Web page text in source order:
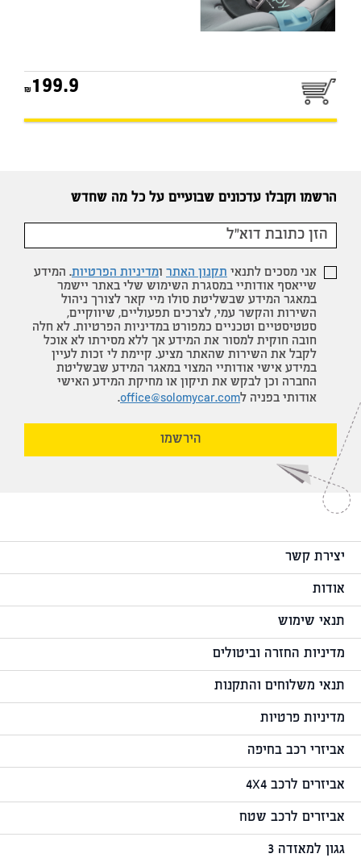
199.9
הרשמו וקבלו עדכונים שבועיים על כל מה שחדש
אני מסכים לתנאי תקנון האתר ומדיניות הפרטיות. המידע
שייאסף אודותיי במסגרת השימוש שלי באתר יישמר
במאגר המידע שבשליטת סולו מיי קאר לצורך ניהול
השירות והקשר עמי, לצרכים תפעוליים, שיווקיים,
סטטיסטיים וטכניים כמפורט במדיניות הפרטיות. לא חלה
חובה חוקית למסור את המידע אך ללא מסירתו לא אוכל
לקבל את השירות שהאתר מציע. קיימת לי זכות לעיין
במידע אישי אודותיי המצוי במאגר המידע שבשליטת
החברה וכן לבקש את תיקון או מחיקת המידע האישי
אודותי בפניה לoffice@solomycar.com
.
הירשמו
יצירת קשר
אודות
תנאי שימוש
מדיניות החזרה וביטולים
תנאי משלוחים והתקנות
מדיניות פרטיות
אביזרי רכב בחיפה
אביזרים לרכב 4X4
אביזרים לרכב שטח
גגון למאזדה 3